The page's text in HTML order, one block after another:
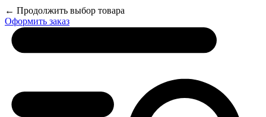
← Продолжить выбор товара
Оформить заказ